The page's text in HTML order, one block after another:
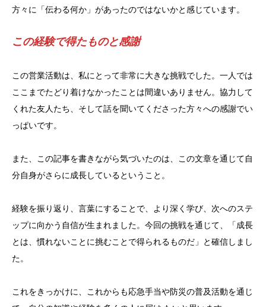
方々に「伝わる何か」があったのではないかと感じています。
この経験で得たものと感謝
この営業活動は、私にとって非常に大きな挑戦でした。一人では
ここまでたどり着けなかったことは間違いありません。協力して
くれた友人たち、そして話を聞いてくださった方々への感謝でい
っぱいです。
また、この記事を書きながら気づいたのは、この文章を通じて自
分自身がさらに成長しているということ。
経験を振り返り、言葉にすることで、より深く学び、次へのステ
ップに向かう自信が生まれました。今回の挑戦を通じて、「成長
とは、慣れないことに挑むことで得られるものだ」と確信しまし
た。
これをきっかけに、これからも応急手当や防災の普及活動を通じ